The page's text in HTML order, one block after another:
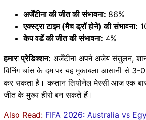
अर्जेंटीना की जीत की संभावना: 86%
एक्स्ट्रा टाइम (मैच ड्रॉ होने) की संभावना:
केप वर्डे की जीत की संभावना: 4%
हमारा प्रेडिक्शन: अर्जेंटीना अपने अजेय संतुलन,
विनिंग चांस के दम पर यह मुकाबला आसानी से 3-
कर सकता है। कप्तान लियोनेल मेस्सी आज एक
जीत के मुख्य हीरो बन सकते हैं।
Also Read: FIFA 2026: Australia vs